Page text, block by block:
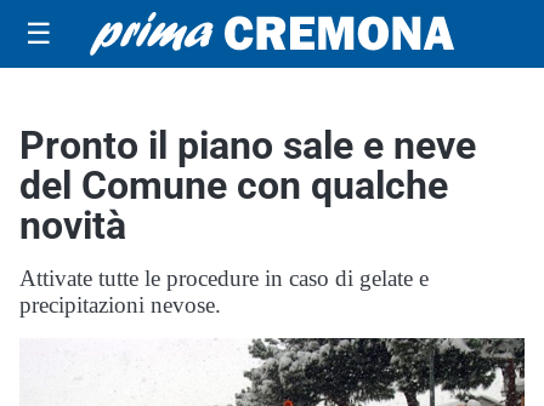
☰
Pronto il piano sale e neve
del Comune con qualche
novità
Attivate tutte le procedure in caso di gelate e
precipitazioni nevose.